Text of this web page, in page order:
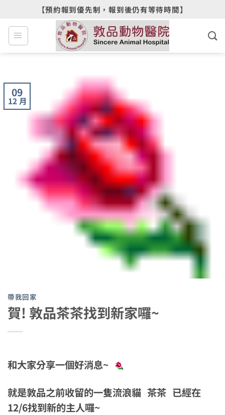
content
【預約報到優先制，報到後仍有等待時間】
09
12 月
帶我回家
賀! 敦品茶茶找到新家囉~
和大家分享一個好消息~
就是敦品之前收留的一隻流浪貓 茶茶 已經在
12/6找到新的主人囉~